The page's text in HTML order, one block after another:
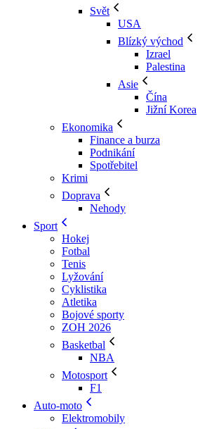
Svět
USA
Blízký východ
Izrael
Palestina
Asie
Čína
Jižní Korea
Ekonomika
Finance a burza
Podnikání
Spotřebitel
Krimi
Doprava
Nehody
Sport
Hokej
Fotbal
Tenis
Lyžování
Cyklistika
Atletika
Bojové sporty
ZOH 2026
Basketbal
NBA
Motosport
F1
Auto-moto
Elektromobily